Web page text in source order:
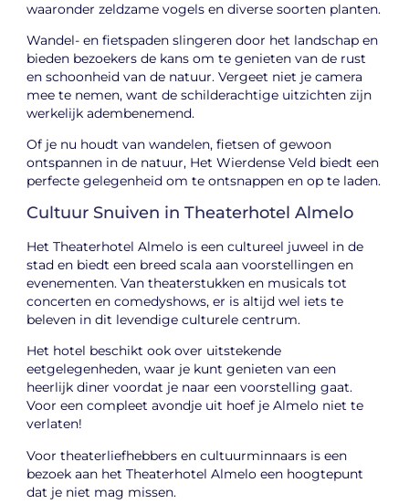
waaronder zeldzame vogels en diverse soorten planten.
Wandel- en fietspaden slingeren door het landschap en
bieden bezoekers de kans om te genieten van de rust
en schoonheid van de natuur. Vergeet niet je camera
mee te nemen, want de schilderachtige uitzichten zijn
werkelijk adembenemend.
Of je nu houdt van wandelen, fietsen of gewoon
ontspannen in de natuur, Het Wierdense Veld biedt een
perfecte gelegenheid om te ontsnappen en op te laden.
Cultuur Snuiven in Theaterhotel Almelo
Het Theaterhotel Almelo is een cultureel juweel in de
stad en biedt een breed scala aan voorstellingen en
evenementen. Van theaterstukken en musicals tot
concerten en comedyshows, er is altijd wel iets te
beleven in dit levendige culturele centrum.
Het hotel beschikt ook over uitstekende
eetgelegenheden, waar je kunt genieten van een
heerlijk diner voordat je naar een voorstelling gaat.
Voor een compleet avondje uit hoef je Almelo niet te
verlaten!
Voor theaterliefhebbers en cultuurminnaars is een
bezoek aan het Theaterhotel Almelo een hoogtepunt
dat je niet mag missen.